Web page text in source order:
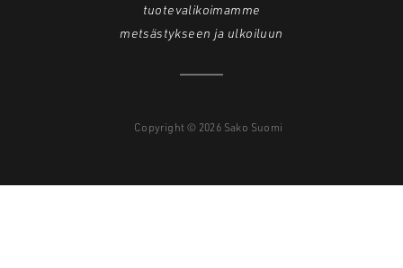
tuotevalikoimamme
metsästykseen ja ulkoiluun
Copyright © 2026 Sako Suomi